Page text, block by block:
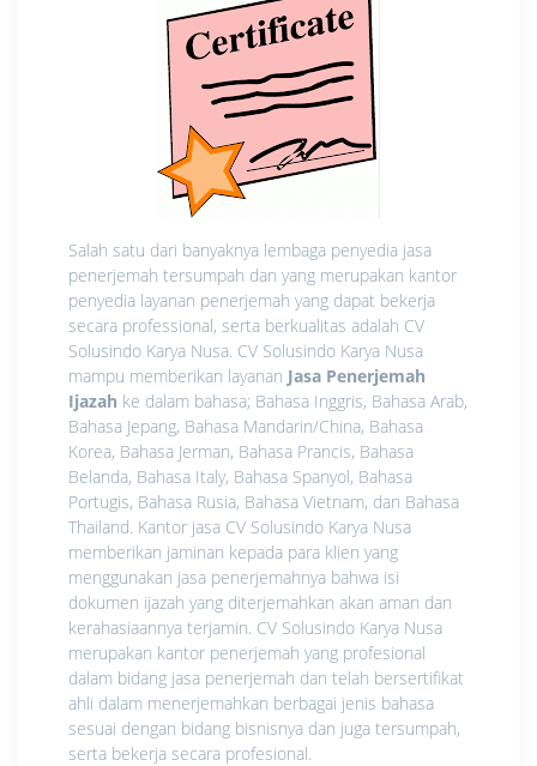
Salah satu dari banyaknya lembaga penyedia jasa
penerjemah tersumpah dan yang merupakan kantor
penyedia layanan penerjemah yang dapat bekerja
secara professional, serta berkualitas adalah CV
Solusindo Karya Nusa. CV Solusindo Karya Nusa
mampu memberikan layanan Jasa Penerjemah
Ijazah ke dalam bahasa; Bahasa Inggris, Bahasa Arab,
Bahasa Jepang, Bahasa Mandarin/China, Bahasa
Korea, Bahasa Jerman, Bahasa Prancis, Bahasa
Belanda, Bahasa Italy, Bahasa Spanyol, Bahasa
Portugis, Bahasa Rusia, Bahasa Vietnam, dan Bahasa
Thailand. Kantor jasa CV Solusindo Karya Nusa
memberikan jaminan kepada para klien yang
menggunakan jasa penerjemahnya bahwa isi
dokumen ijazah yang diterjemahkan akan aman dan
kerahasiaannya terjamin. CV Solusindo Karya Nusa
merupakan kantor penerjemah yang profesional
dalam bidang jasa penerjemah dan telah bersertifikat
ahli dalam menerjemahkan berbagai jenis bahasa
sesuai dengan bidang bisnisnya dan juga tersumpah,
serta bekerja secara profesional.